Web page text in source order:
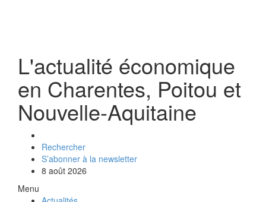
L'actualité économique
en Charentes, Poitou et
Nouvelle-Aquitaine
Rechercher
S’abonner à la newsletter
8 août 2026
Menu